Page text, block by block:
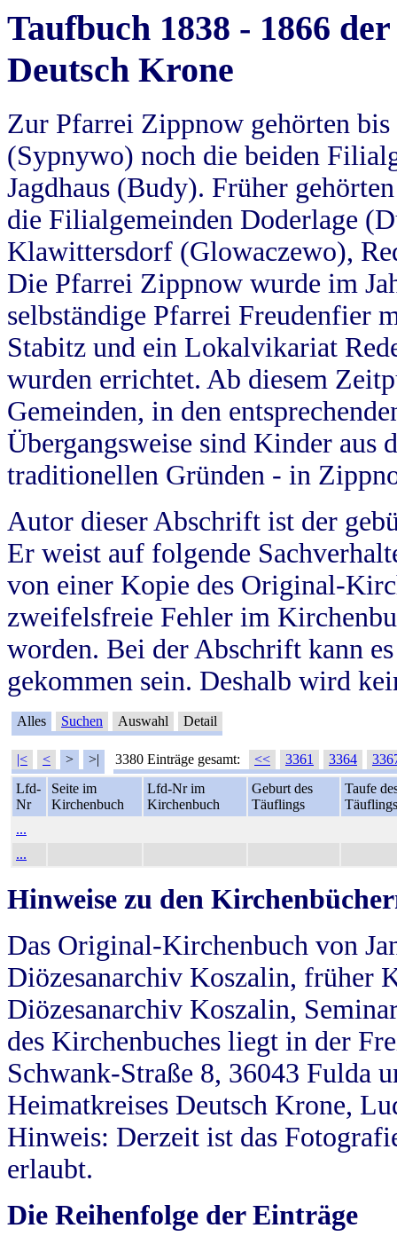
Taufbuch 1838 - 1866
Deutsch Krone
Zur Pfarrei Zippnow gehörten
(Sypnywo) noch die beiden
Jagdhaus (Budy). Früher
die Filialgemeinden Doderlage
Klawittersdorf (Glowaczewo),
Die Pfarrei Zippnow wurde im
selbständige Pfarrei Freudenfier
Stabitz und ein Lokalvikariat
wurden errichtet. Ab diesem
Gemeinden, in den
Übergangsweise sind Kinder aus
traditionellen Gründen - in
Autor dieser Abschrift ist der
Er weist auf folgende
von einer Kopie des Original-
zweifelsfreie Fehler im
worden. Bei der Abschrift kann
gekommen sein. Deshalb wird
Alles Suchen Auswahl Detail
|< < > >| 3380 Einträge gesamt: << 3361 3364
Lfd-
Nr
Seite im
Kirchenbuch
Lfd-Nr im
Kirchenbuch
Geburt des
Täuflings
Taufe
Täuflings
...
...
Hinweise zu den
Das Original-Kirchenbuch von
Diözesanarchiv Koszalin, früher
Diözesanarchiv Koszalin,
des Kirchenbuches liegt in der
Schwank-Straße 8, 36043 Fulda
Heimatkreises Deutsch Krone,
Hinweis: Derzeit ist das
erlaubt.
Die Reihenfolge der Einträge